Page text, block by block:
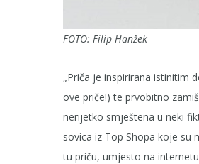
FOTO: Filip Hanžek
„Priča je inspirirana istinitim
ove priče!) te prvobitno
nerijetko smještena u neki
sovica iz Top Shopa koje su
tu priču, umjesto na